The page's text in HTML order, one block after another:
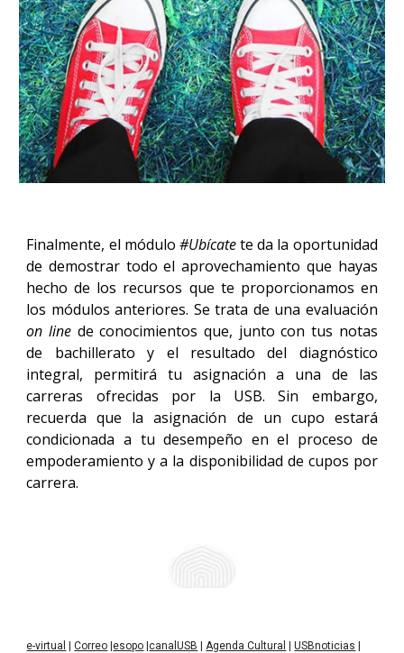
Finalmente, el módulo #Ubícatete da la oportunidad
de demostrar todo el aprovechamiento que hayas
hecho de los recursos que te proporcionamos en
los módulos anteriores. Se trata de una evaluación
on line de conocimientos que, junto con tus notas
de bachillerato y el resultado del diagnóstico
integral, permitirá tu asignación a una de las
carreras ofrecidas por la USB. Sin embargo,
recuerda que la asignación de un cupo estará
condicionada a tu desempeño en el proceso de
empoderamiento y a la disponibilidad de cupos por
carrera.
e-virtual |Correo esopo |canalUSB |Agenda Cultural |USBnoticias